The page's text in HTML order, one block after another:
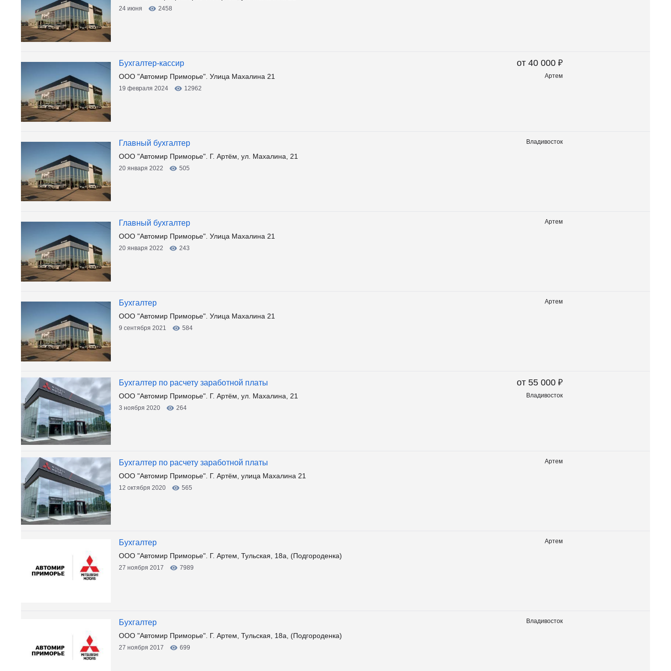
24 июня 2458
от 40 000 ₽
Артем
Бухгалтер-кассир
ООО "Автомир Приморье". Улица Махалина 21
19 февраля 2024 12962
Владивосток
Главный бухгалтер
ООО "Автомир Приморье". Г. Артём, ул. Махалина, 21
20 января 2022 505
Артем
Главный бухгалтер
ООО "Автомир Приморье". Улица Махалина 21
20 января 2022 243
Артем
Бухгалтер
ООО "Автомир Приморье". Улица Махалина 21
9 сентября 2021 584
от 55 000 ₽
Владивосток
Бухгалтер по расчету заработной платы
ООО "Автомир Приморье". Г. Артём, ул. Махалина, 21
3 ноября 2020 264
Артем
Бухгалтер по расчету заработной платы
ООО "Автомир Приморье". Г. Артём, улица Махалина 21
12 октября 2020 565
Артем
Бухгалтер
ООО "Автомир Приморье". Г. Артем, Тульская, 18а, (Подгороденка)
27 ноября 2017 7989
Владивосток
Бухгалтер
ООО "Автомир Приморье". Г. Артем, Тульская, 18а, (Подгороденка)
27 ноября 2017 699